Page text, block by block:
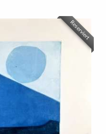
Reserviert